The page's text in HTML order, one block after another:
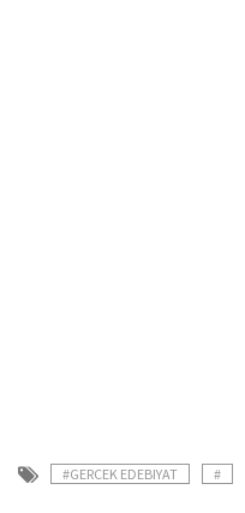
#GERCEK EDEBIYAT #